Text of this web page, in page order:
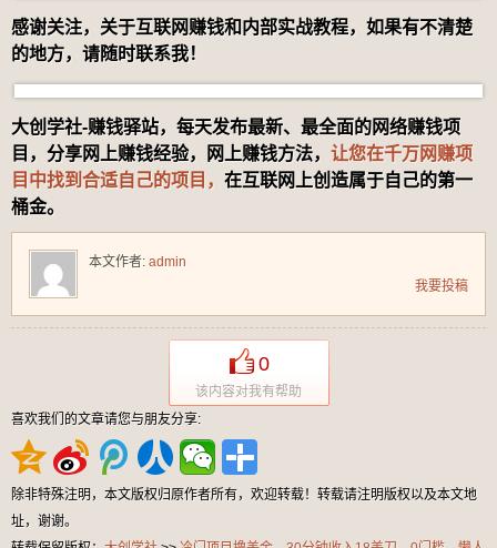
感谢关注，关于互联网赚钱和内部实战教程，如果有不清楚
的地方，请随时联系我！
大创学社-赚钱驿站，每天发布最新、最全面的网络赚钱项
目，分享网上赚钱经验，网上赚钱方法， 让您在千万网赚项
目中找到合适自己的项目， 在互联网上创造属于自己的第一
桶金。
本文作者: admin
我要投稿
0
该内容对我有帮助
喜欢我们的文章请您与朋友分享:
除非特殊注明，本文版权归原作者所有，欢迎转载！转载请注明版权以及本文地
址，谢谢。